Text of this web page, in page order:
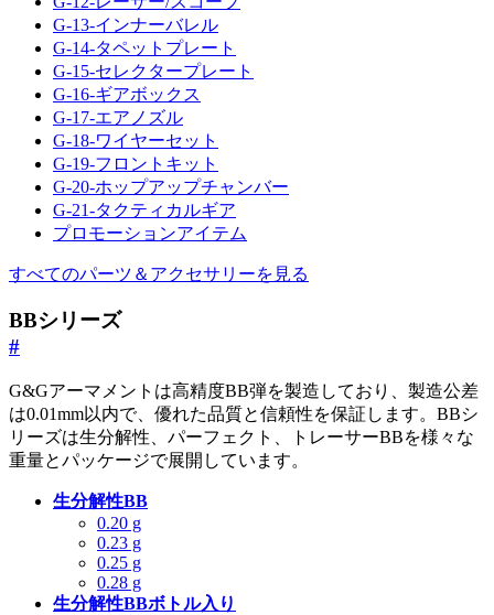
G-13-インナーバレル
G-14-タペットプレート
G-15-セレクタープレート
G-16-ギアボックス
G-17-エアノズル
G-18-ワイヤーセット
G-19-フロントキット
G-20-ホップアップチャンバー
G-21-タクティカルギア
プロモーションアイテム
すべてのパーツ＆アクセサリーを見る
BBシリーズ
#
G&Gアーマメントは高精度BB弾を製造しており、製造公差
は0.01mm以内で、優れた品質と信頼性を保証します。BBシ
リーズは生分解性、パーフェクト、トレーサーBBを様々な
重量とパッケージで展開しています。
生分解性BB
0.20 g
0.23 g
0.25 g
0.28 g
生分解性BBボトル入り